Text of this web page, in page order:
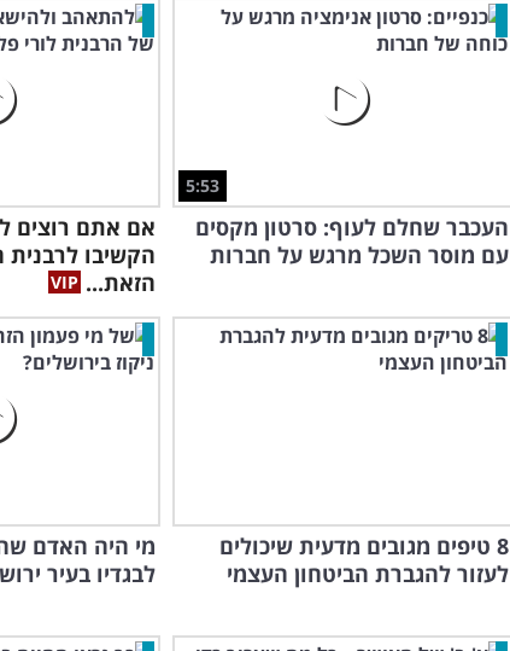
5:53
העכבר שחלם לעוף: סרטון מקסים
עם מוסר השכל מרגש על חברות
אם אתם רוצים
הקשיבו
הזאת...
8 טיפים מגובים מדעית שיכולים
לעזור להגברת הביטחון העצמי
מי היה האדם
לבגדיו בעיר